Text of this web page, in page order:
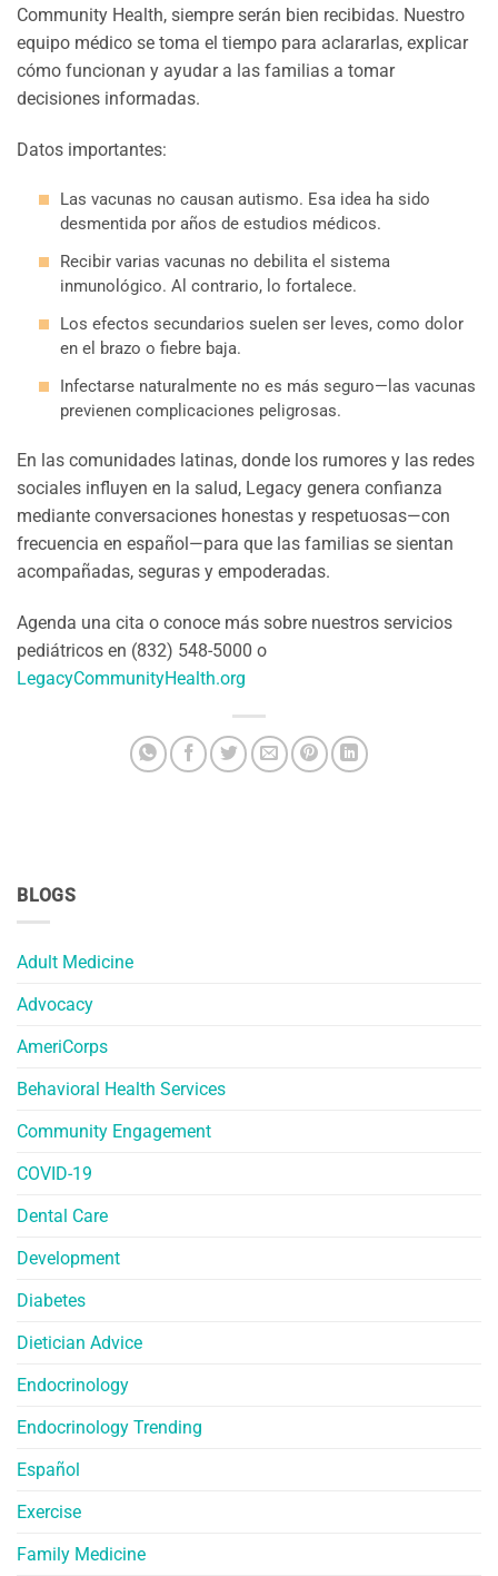
BLOGS
Adult Medicine
Advocacy
AmeriCorps
Behavioral Health Services
Community Engagement
COVID-19
Dental Care
Development
Diabetes
Dietician Advice
Endocrinology
Endocrinology Trending
Español
Exercise
Family Medicine
Community Health, siempre serán bien recibidas. Nuestro
equipo médico se toma el tiempo para aclararlas, explicar
cómo funcionan y ayudar a las familias a tomar
decisiones informadas.
Datos importantes:
Las vacunas no causan autismo. Esa idea ha sido
desmentida por años de estudios médicos.
Recibir varias vacunas no debilita el sistema
inmunológico. Al contrario, lo fortalece.
Los efectos secundarios suelen ser leves, como dolor
en el brazo o fiebre baja.
Infectarse naturalmente no es más seguro—las vacunas
previenen complicaciones peligrosas.
En las comunidades latinas, donde los rumores y las redes
sociales influyen en la salud, Legacy genera confianza
mediante conversaciones honestas y respetuosas—con
frecuencia en español—para que las familias se sientan
acompañadas, seguras y empoderadas.
Agenda una cita o conoce más sobre nuestros servicios
pediátricos en (832) 548-5000 o
LegacyCommunityHealth.org